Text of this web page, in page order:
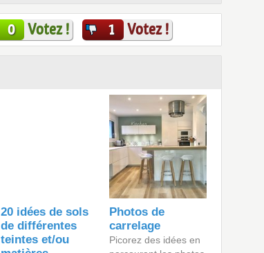
0 Votez ! 1 Votez !
20 idées de sols
de différentes
teintes et/ou
Photos de
carrelage
Picorez des idées en